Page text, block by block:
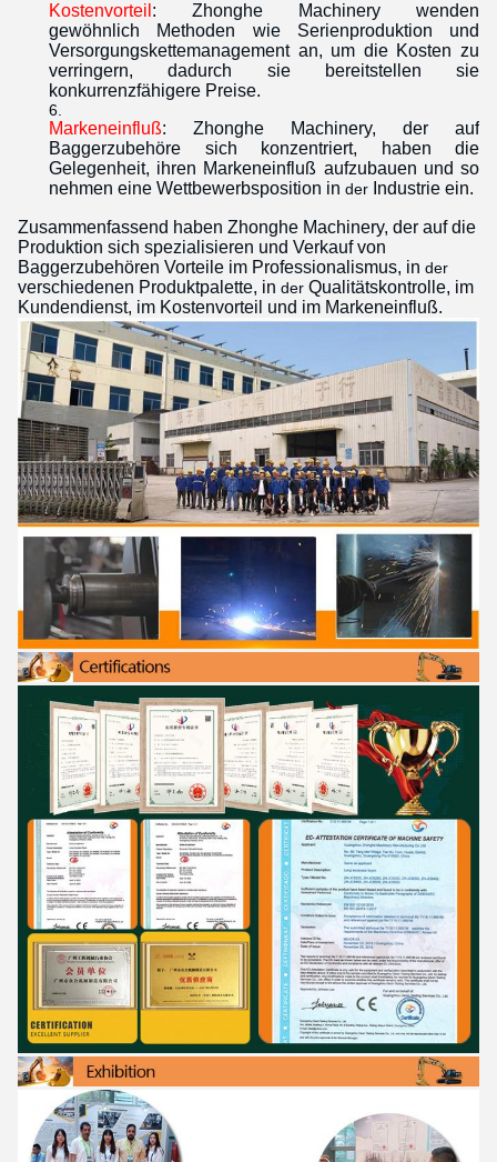
Kostenvorteil : Zhonghe Machinery wenden
gewöhnlich Methoden wie Serienproduktion und
Versorgungskettemanagement an, um die Kosten zu
verringern, dadurch sie bereitstellen sie
konkurrenzfähigere Preise.
Markeneinfluß: Zhonghe Machinery, der auf
Baggerzubehöre sich konzentriert, haben die
Gelegenheit, ihren Markeneinfluß aufzubauen und so
nehmen eine Wettbewerbsposition in der Industrie ein.
Zusammenfassend haben Zhonghe Machinery, der auf die
Produktion sich spezialisieren und Verkauf von
Baggerzubehören Vorteile im Professionalismus, in der
verschiedenen Produktpalette, in der Qualitätskontrolle, im
Kundendienst, im Kostenvorteil und im Markeneinfluß.